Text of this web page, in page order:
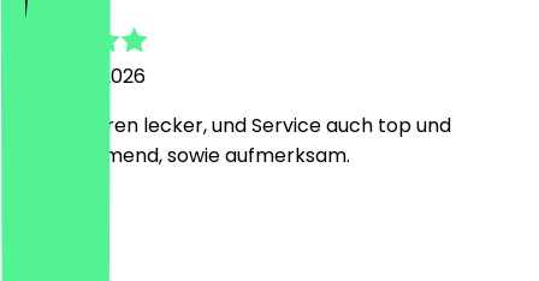
6. August 2026
Burger waren lecker, und Service auch top und
zuvorkommend, sowie aufmerksam.